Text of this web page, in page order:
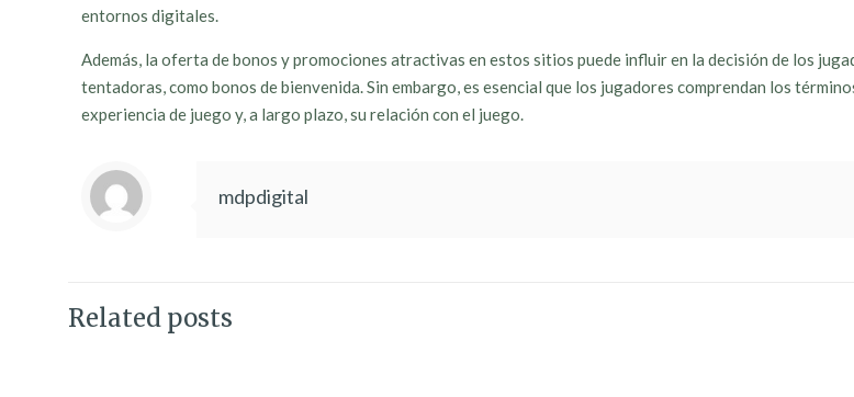
entornos digitales.
Además, la oferta de bonos y promociones atractivas en estos sitios puede influir en la decisión de los
tentadoras, como bonos de bienvenida. Sin embargo, es esencial que los jugadores comprendan los
experiencia de juego y, a largo plazo, su relación con el juego.
mdpdigital
Related posts